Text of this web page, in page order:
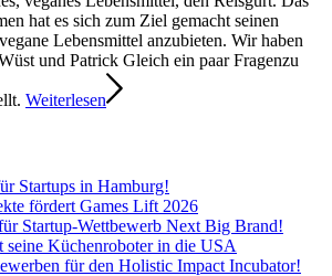
hat es sich zum Ziel gemacht seinen
Lebensmittel anzubieten. Wir haben
und Patrick Gleich ein paar Fragenzu
Weiterlesen
Startups in Hamburg!
fördert Games Lift 2026
Startup-Wettbewerb Next Big Brand!
seine Küchenroboter in die USA
für den Holistic Impact Incubator!